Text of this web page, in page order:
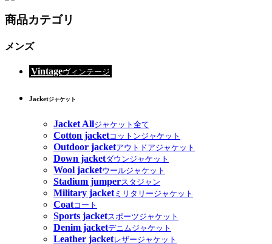
商品カテゴリ
メンズ
Vintageヴィンテージ
Jacketジャケット
Jacket Allジャケット全て
Cotton jacketコットンジャケット
Outdoor jacketアウトドアジャケット
Down jacketダウンジャケット
Wool jacketウールジャケット
Stadium jumperスタジャン
Military jacketミリタリージャケット
Coatコート
Sports jacketスポーツジャケット
Denim jacketデニムジャケット
Leather jacketレザージャケット